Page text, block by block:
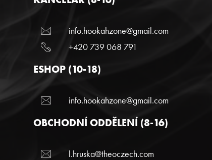
info.hookahzone@gmail.com
+420 739 068 791
ESHOP (10-18)
info.hookahzone@gmail.com
OBCHODNÍ ODDĚLENÍ (8-16)
l.hruska@theoczech.com